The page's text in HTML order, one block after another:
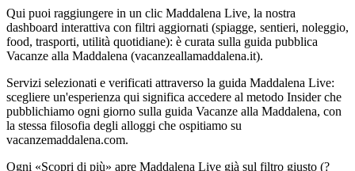
Qui puoi raggiungere in un clic Maddalena Live, la nostra
dashboard interattiva con filtri aggiornati (spiagge, sentieri, noleggio,
food, trasporti, utilità quotidiane): è curata sulla guida pubblica
Vacanze alla Maddalena (vacanzeallamaddalena.it).
Servizi selezionati e verificati attraverso la guida Maddalena Live:
scegliere un'esperienza qui significa accedere al metodo Insider che
pubblichiamo ogni giorno sulla guida Vacanze alla Maddalena, con
la stessa filosofia degli alloggi che ospitiamo su
vacanzemaddalena.com.
Ogni «Scopri di più» apre Maddalena Live già sul filtro giusto (?